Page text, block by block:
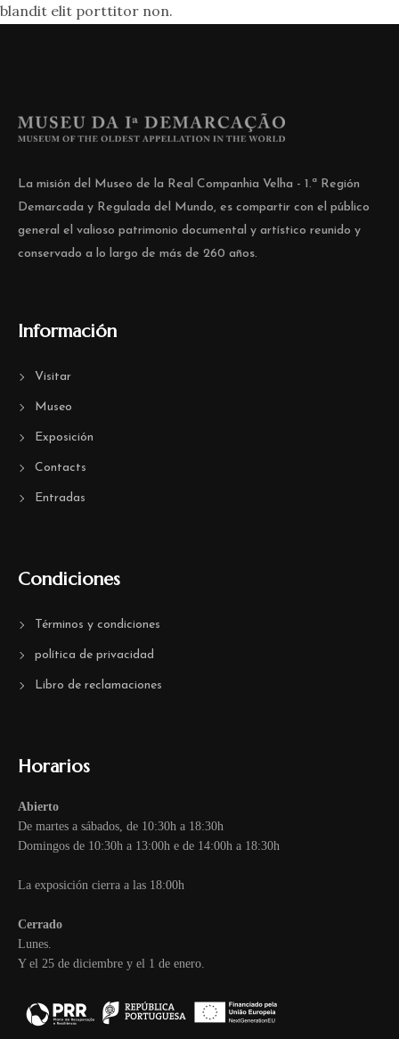
blandit elit porttitor non.
La misión del Museo de la Real Companhia Velha - 1.ª Región
Demarcada y Regulada del Mundo, es compartir con el público
general el valioso patrimonio documental y artístico reunido y
conservado a lo largo de más de 260 años.
Información
Visitar
Museo
Exposición
Contacts
Entradas
Condiciones
Términos y condiciones
política de privacidad
Libro de reclamaciones
Horarios
Abierto
De martes a sábados, de 10:30h a 18:30h
Domingos de 10:30h a 13:00h e de 14:00h a 18:30h
La exposición cierra a las 18:00h
Cerrado
Lunes.
Y el 25 de diciembre y el 1 de enero.